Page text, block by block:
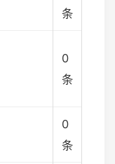
条
0
条
0
条